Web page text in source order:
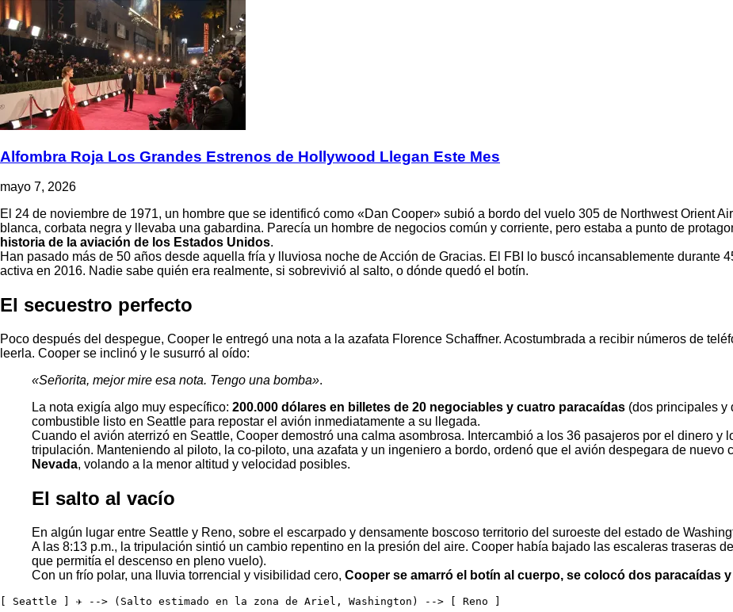
Alfombra Roja Los Grandes Estrenos de Hollywood Llegan Este Mes
mayo 7, 2026
El 24 de noviembre de 1971, un hombre que se identificó como «Dan Cooper» subió a bordo del vuelo 305 de Northwest Orient
blanca, corbata negra y llevaba una gabardina. Parecía un hombre de negocios común y corriente, pero estaba a punto de
historia de la aviación de los Estados Unidos.
Han pasado más de 50 años desde aquella fría y lluviosa noche de Acción de Gracias. El FBI lo buscó incansablemente durante
activa en 2016. Nadie sabe quién era realmente, si sobrevivió al salto, o dónde quedó el botín.
El secuestro perfecto
Poco después del despegue, Cooper le entregó una nota a la azafata Florence Schaffner. Acostumbrada a recibir números de
leerla. Cooper se inclinó y le susurró al oído:
«Señorita, mejor mire esa nota. Tengo una bomba».
La nota exigía algo muy específico: 200.000 dólares en billetes de 20 negociables y cuatro paracaídas (dos principales y
combustible listo en Seattle para repostar el avión inmediatamente a su llegada.
Cuando el avión aterrizó en Seattle, Cooper demostró una calma asombrosa. Intercambió a los 36 pasajeros por el dinero y
tripulación. Manteniendo al piloto, la co-piloto, una azafata y un ingeniero a bordo, ordenó que el avión despegara de nuevo
Nevada, volando a la menor altitud y velocidad posibles.
El salto al vacío
En algún lugar entre Seattle y Reno, sobre el escarpado y densamente boscoso territorio del suroeste del estado de
A las 8:13 p.m., la tripulación sintió un cambio repentino en la presión del aire. Cooper había bajado las escaleras traseras
que permitía el descenso en pleno vuelo).
Con un frío polar, una lluvia torrencial y visibilidad cero, Cooper se amarró el botín al cuerpo, se colocó dos paracaídas
[ Seattle ] ✈️ --> (Salto estimado en la zona de Ariel, Washington) --> [ Reno ]